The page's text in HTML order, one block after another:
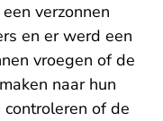
verzonnen
en er werd een
vroegen of de
naar hun
of de